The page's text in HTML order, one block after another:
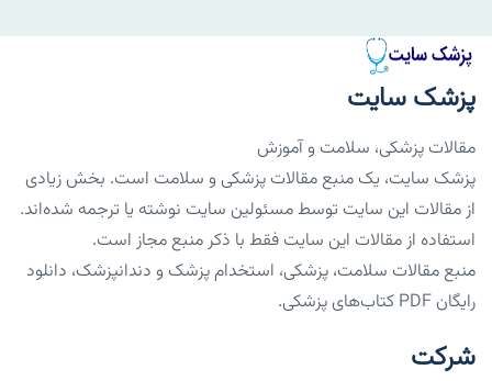
پزشک سایت
مقالات پزشکی، سلامت و آموزش
پزشک سایت، یک منبع مقالات پزشکی و سلامت است. بخش زیادی
از مقالات این سایت توسط مسئولین سایت نوشته یا ترجمه شده‌اند.
استفاده از مقالات این سایت فقط با ذکر منبع مجاز است.
منبع مقالات سلامت، پزشکی، استخدام پزشک و دندانپزشک، دانلود
رایگان PDF کتاب‌های پزشکی.
شرکت